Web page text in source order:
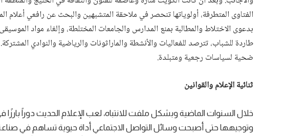
الفتاوى المتطرفة، أولوياتها تنحصر في ملاحقة المتشبهين والبحث عن رافعي أعلام
بدعوى الاختلاط والمطالبة بمنع المدارس والجامعات المختلطة، وإلغاء مواد
طاردة للشباب، تترصد للفعاليات والأنشطة والماراثونات والرياضية والنوادي
ضحية لسياسات رجعية ومتبلدة.
ثنائية الإعلام والقوانين
خلال السنوات الماضية وبشكل ملفت للانتباه، لعب الإعلام الحديث دوراً بارزًا في
وتوجيهها حتى أصبحت وسائل التواصل الاجتماعي أداة حيوية تساهم في صناعة